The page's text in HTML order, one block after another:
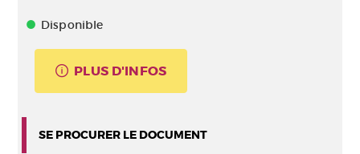
Disponible
PLUS D'INFOS
SE PROCURER LE DOCUMENT